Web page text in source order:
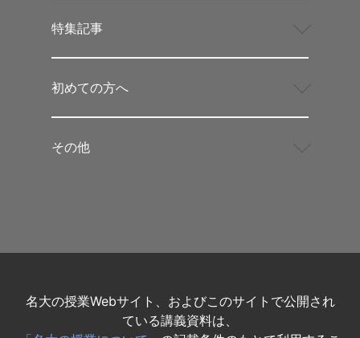
特集記事
初めての方へ
その他
名大の授業Webサイト、およびこのサイトで公開され
ている講義資料は、